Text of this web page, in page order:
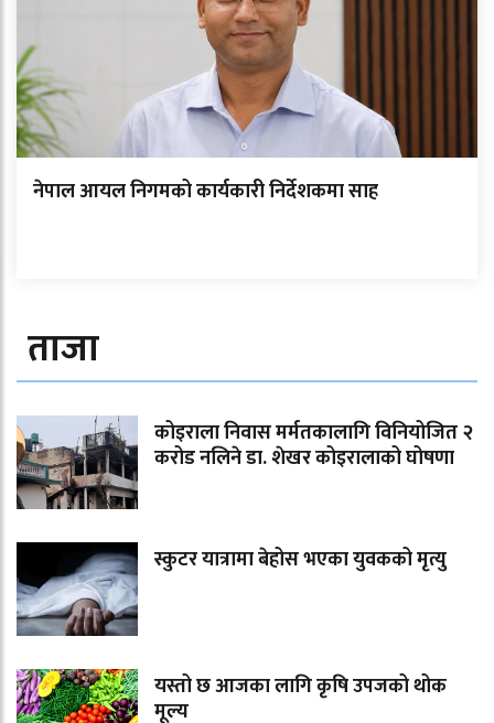
नेपाल आयल निगमको कार्यकारी निर्देशकमा साह
ताजा
कोइराला निवास मर्मतकालागि विनियोजित २
करोड नलिने डा. शेखर कोइरालाको घोषणा
स्कुटर यात्रामा बेहोस भएका युवकको मृत्यु
यस्तो छ आजका लागि कृषि उपजको थोक
मूल्य